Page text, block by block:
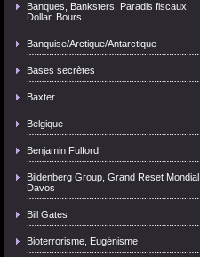
Banques, Banksters, Paradis fiscaux,
Dollar, Bours
Banquise/Arctique/Antarctique
Bases secrètes
Baxter
Belgique
Benjamin Fulford
Bildenberg Group, Grand Reset Mondial,
Davos
Bill Gates
Bioterrorisme, Eugénisme